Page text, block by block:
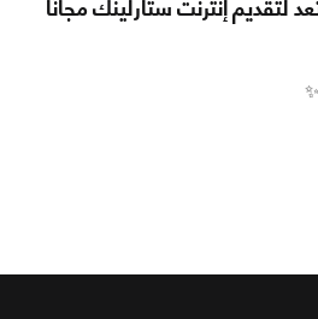
لتقديم إنترنت ستارلينك مجانًا